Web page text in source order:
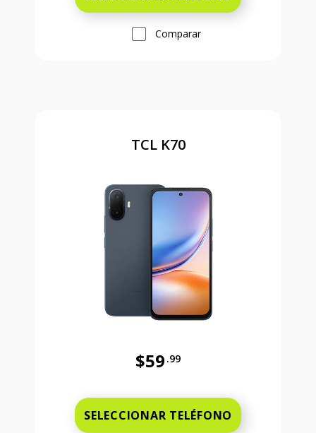
Comparar
TCL K70
$59 .99
SELECCIONAR TELÉFONO